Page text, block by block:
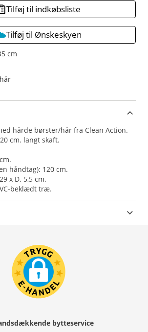
cm
Tilføj til indkøbsliste
Tilføj til Ønskeskyen
hårde børster/hår fra Clean Action.
cm. langt skaft.
håndtag): 120 cm.
x D. 5,5 cm.
beklædt træ.
bytteservice